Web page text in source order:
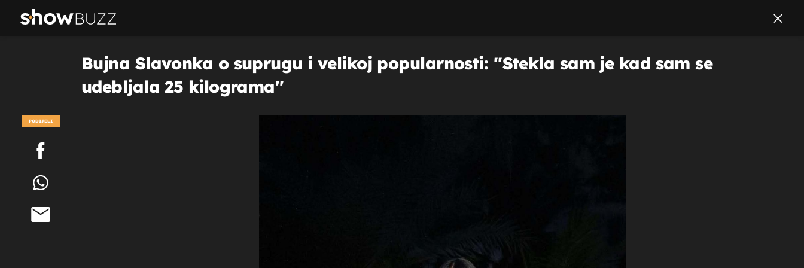
Bujna Slavonka o suprugu i velikoj popularnosti: ''Stekla sam je kad sam se
udebljala 25 kilograma''
PODIJELI